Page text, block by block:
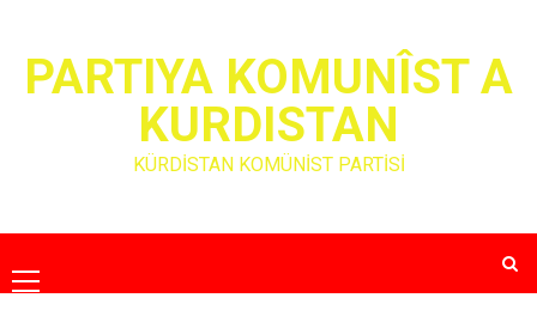
contentPARTIYA KOMUNÎST A
KURDISTAN
KÜRDİSTAN KOMÜNİST PARTİSİ
Primary
Menu